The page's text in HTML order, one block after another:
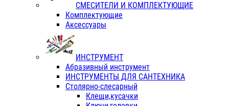
СМЕСИТЕЛИ И КОМПЛЕКТУЮЩИЕ
Комплектующие
Аксессуары
ИНСТРУМЕНТ
Абразивный инструмент
ИНСТРУМЕНТЫ ДЛЯ САНТЕХНИКА
Столярно-слесарный
Клещи,кусачки